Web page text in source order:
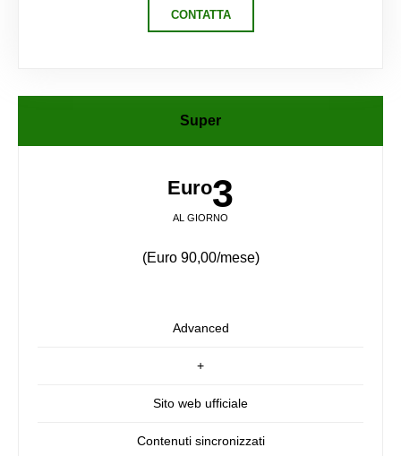
CONTATTA
Super
Euro3
AL GIORNO
(Euro 90,00/mese)
Advanced
+
Sito web ufficiale
Contenuti sincronizzati